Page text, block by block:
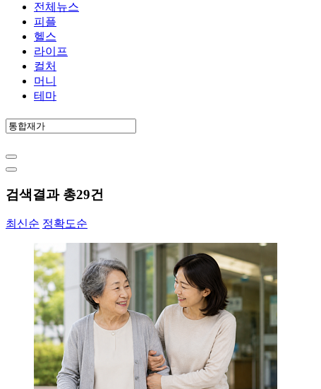
전체뉴스
피플
헬스
라이프
컬처
머니
테마
검색결과 총29건
최신순 정확도순